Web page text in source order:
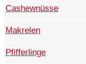
Cashewnüsse
Makrelen
Pfifferlinge